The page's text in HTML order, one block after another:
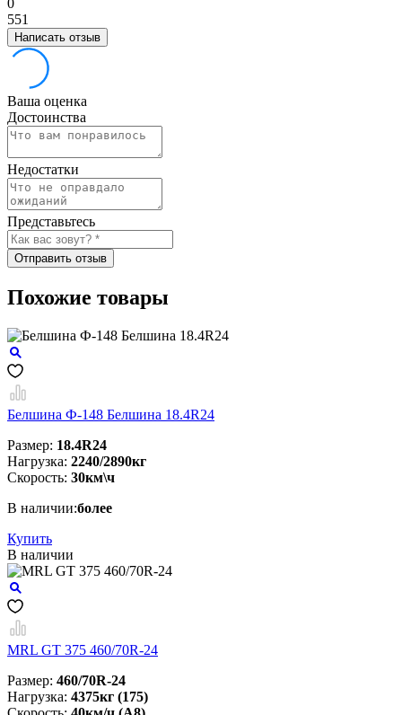
0
551
Написать отзыв
Ваша оценка
Достоинства
Недостатки
Представьтесь
Отправить отзыв
Похожие товары
Белшина Ф-148 Белшина 18.4R24
Размер: 18.4R24
Нагрузка: 2240/2890кг
Скорость: 30км\ч
В наличии:более
Купить
В наличии
MRL GT 375 460/70R-24
Размер: 460/70R-24
Нагрузка: 4375кг (175)